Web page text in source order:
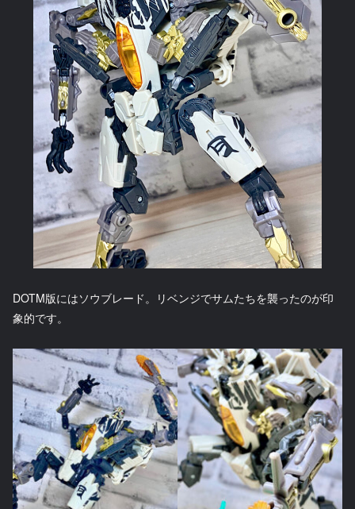
DOTM版にはソウブレード。リベンジでサムたちを襲ったのが印
象的です。